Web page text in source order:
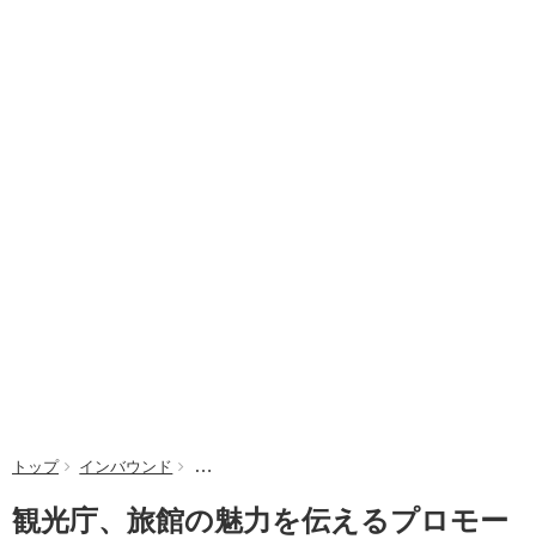
トップ インバウンド 観光庁、旅館の魅力を伝えるプロモーション動
観光庁、旅館の魅力を伝えるプロモー